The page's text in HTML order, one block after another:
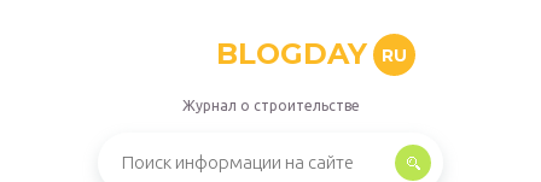
BLOGDAY RU
Журнал о строительстве